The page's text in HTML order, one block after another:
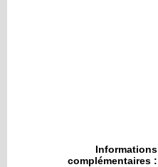
Informations
complémentaires :